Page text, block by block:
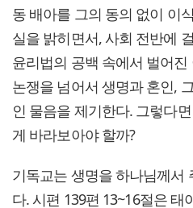
동 배아를 그의 동의 없이 이
실을 밝히면서, 사회 전반에
윤리법의 공백 속에서 벌어
논쟁을 넘어서 생명과 혼인,
인 물음을 제기한다. 그렇다
게 바라보아야 할까?
기독교는 생명을 하나님께서
다. 시편 139편 13~16절은